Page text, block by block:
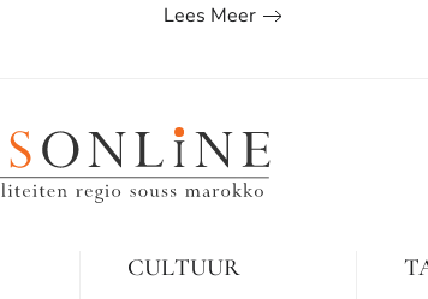
Lees Meer
CULTUUR